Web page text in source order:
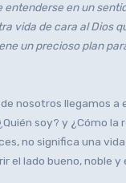
en un
vida de cara al Dios
un precioso plan
nosotros llegamos
soy? y ¿Cómo
no significa una
lado bueno, noble